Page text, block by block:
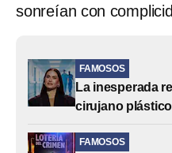
sonreían con
FAMOSOS
La inesperada
cirujano
FAMOSOS